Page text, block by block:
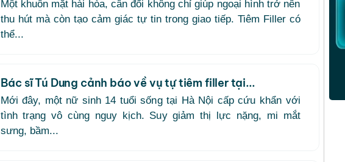
Một khuôn mặt hài hòa, cân đối không chỉ giúp ngoại hình trở nên
thu hút mà còn tạo cảm giác tự tin trong giao tiếp. Tiêm Filler có
thể...
Bác sĩ Tú Dung cảnh báo về vụ tự tiêm filler tại...
Mới đây, một nữ sinh 14 tuổi sống tại Hà Nội cấp cứu khẩn với
tình trạng vô cùng nguy kịch. Suy giảm thị lực nặng, mi mắt
sưng, bầm...